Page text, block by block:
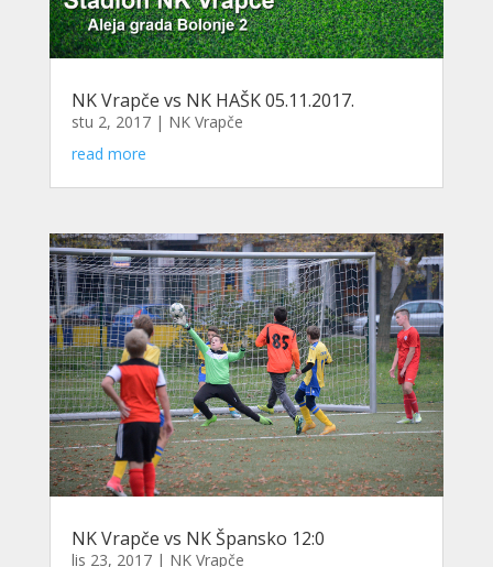
NK Vrapče vs NK HAŠK 05.11.2017.
stu 2, 2017| NK Vrapče
read more
NK Vrapče vs NK Špansko 12:0
lis 23, 2017| NK Vrapče